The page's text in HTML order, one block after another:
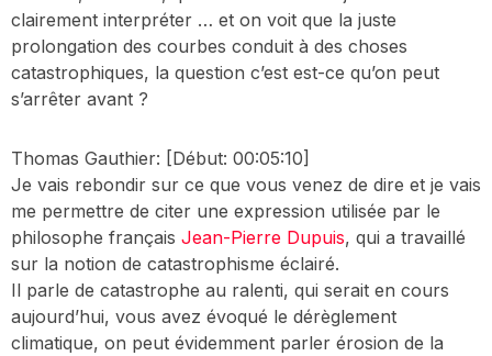
clairement interpréter … et on voit que la juste
prolongation des courbes conduit à des choses
catastrophiques, la question c’est est-ce qu’on peut
s’arrêter avant ?
Thomas Gauthier: [Début: 00:05:10]
Je vais rebondir sur ce que vous venez de dire et je vais
me permettre de citer une expression utilisée par le
philosophe français Jean-Pierre Dupuis, qui a travaillé
sur la notion de catastrophisme éclairé.
Il parle de catastrophe au ralenti, qui serait en cours
aujourd’hui, vous avez évoqué le dérèglement
climatique, on peut évidemment parler érosion de la